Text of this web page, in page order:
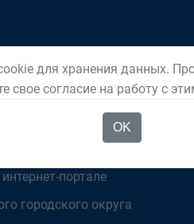
портале
городского округа
для хранения данных.
свое согласие на работу с
OK